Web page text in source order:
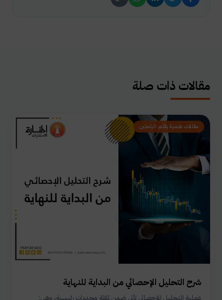
مقالات ذات صلة
مقالات علمية بقلم الباحثين
شرح التحليل الإحصائي من البداية للنهاية
عملية التحليل الإحصائي تأتي ضمن ثلاثة محددات رئيسية، وهي: